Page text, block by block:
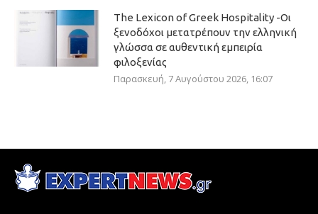
The Lexicon of Greek Hospitality -Οι
ξενοδόχοι μετατρέπουν την ελληνική
γλώσσα σε αυθεντική εμπειρία
φιλοξενίας
Παρασκευή, 7 Αυγούστου 2026, 16:07